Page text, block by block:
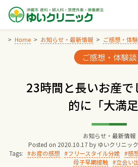
Skip
content
Home お知らせ・最新情報 ご感想・体
Categories:
ご感想・体験談
23時間と長いお産で
的に「大満足
お知らせ・最新情報
Posted on 2020.10.17 by ゆいクリニッ
Tags:
お産の感想 フリースタイル分娩 感
母子早期接触
立会い
交通アクセス
院長からのごあいさ
ゆいクリニックの経